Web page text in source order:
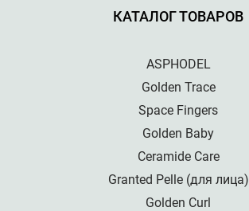
КАТАЛОГ ТОВАРОВ
ASPHODEL
Golden Trace
Space Fingers
Golden Baby
Ceramide Care
Granted Pelle (для лица)
Golden Curl